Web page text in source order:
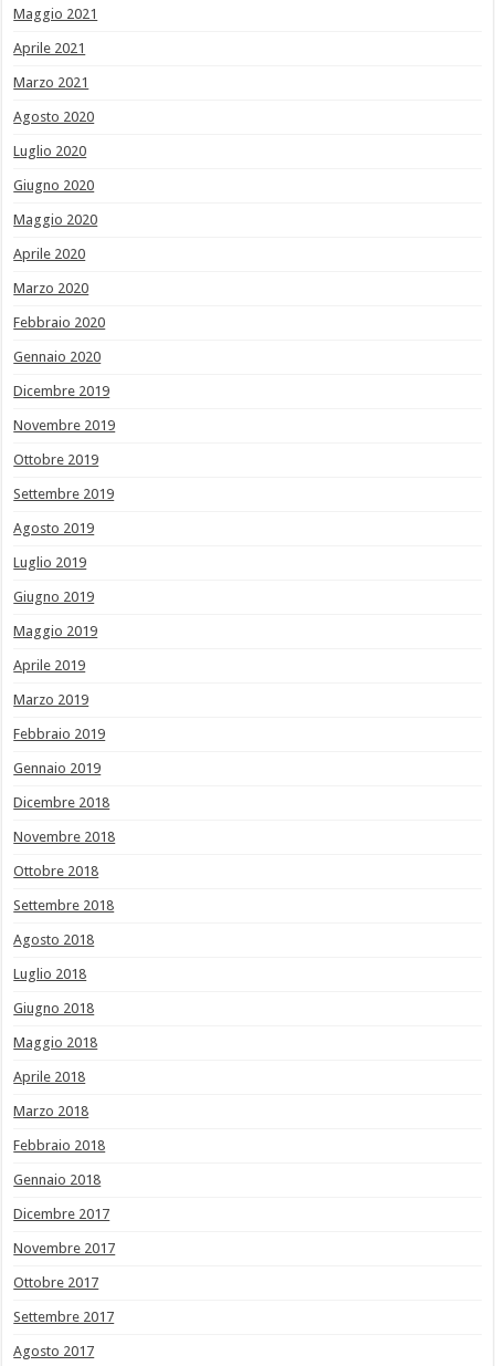
Maggio 2021
Aprile 2021
Marzo 2021
Agosto 2020
Luglio 2020
Giugno 2020
Maggio 2020
Aprile 2020
Marzo 2020
Febbraio 2020
Gennaio 2020
Dicembre 2019
Novembre 2019
Ottobre 2019
Settembre 2019
Agosto 2019
Luglio 2019
Giugno 2019
Maggio 2019
Aprile 2019
Marzo 2019
Febbraio 2019
Gennaio 2019
Dicembre 2018
Novembre 2018
Ottobre 2018
Settembre 2018
Agosto 2018
Luglio 2018
Giugno 2018
Maggio 2018
Aprile 2018
Marzo 2018
Febbraio 2018
Gennaio 2018
Dicembre 2017
Novembre 2017
Ottobre 2017
Settembre 2017
Agosto 2017